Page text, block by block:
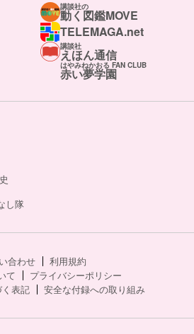
講談社の
動く図鑑MOVE
TELEMAGA.net
講談社
えほん通信
はやみねかおる FAN CLUB
赤い夢学園
し隊
合わせ
利用規約
て
プライバシーポリシー
表記
安全な付録への取り組み